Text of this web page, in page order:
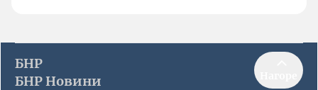
БНР
БНР Новини